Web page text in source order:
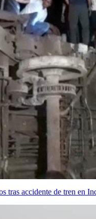
tras accidente de tren en